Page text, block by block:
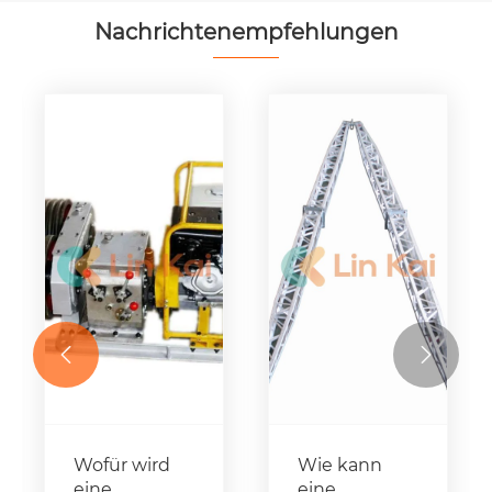
Nachrichtenempfehlungen
Wofür wird
Wie kann
 